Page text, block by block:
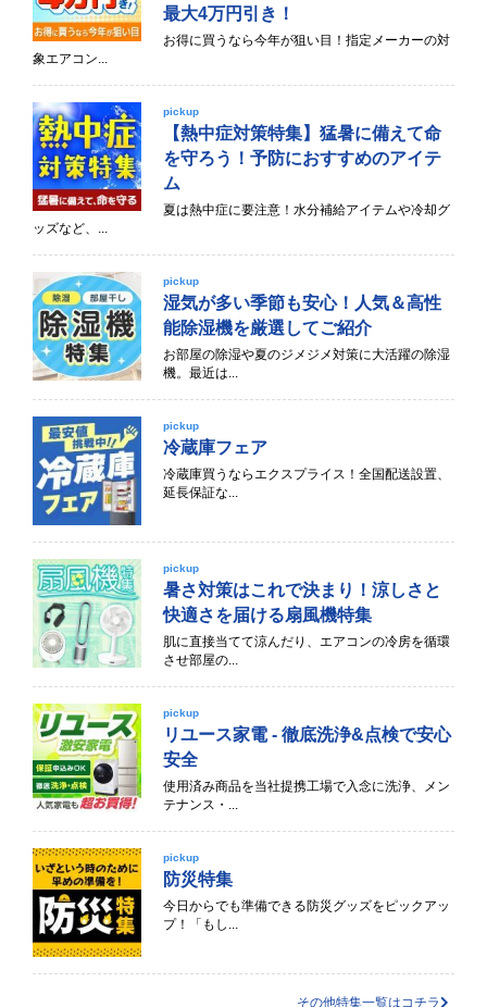
最大4万円引き！
お得に買うなら今年が狙い目！指定メーカーの対
象エアコン...
pickup
【熱中症対策特集】猛暑に備えて命
を守ろう！予防におすすめのアイテ
ム
夏は熱中症に要注意！水分補給アイテムや冷却グ
ッズなど、...
pickup
湿気が多い季節も安心！人気＆高性
能除湿機を厳選してご紹介
お部屋の除湿や夏のジメジメ対策に大活躍の除湿
機。最近は...
pickup
冷蔵庫フェア
冷蔵庫買うならエクスプライス！全国配送設置、
延長保証な...
pickup
暑さ対策はこれで決まり！涼しさと
快適さを届ける扇風機特集
肌に直接当てて涼んだり、エアコンの冷房を循環
させ部屋の...
pickup
リユース家電 - 徹底洗浄&点検で安心
安全
使用済み商品を当社提携工場で入念に洗浄、メン
テナンス・...
pickup
防災特集
今日からでも準備できる防災グッズをピックアッ
プ！「もし...
その他特集一覧はコチラ